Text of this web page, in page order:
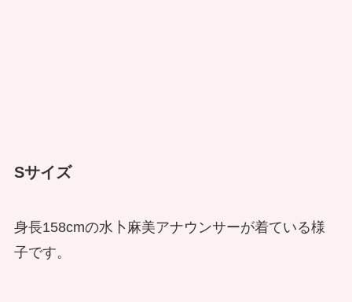
Sサイズ
身長158cmの水卜麻美アナウンサーが着ている様
子です。